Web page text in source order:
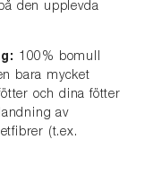
den upplevda
100% bomull
bara mycket
och dina fötter
av
(t.ex.